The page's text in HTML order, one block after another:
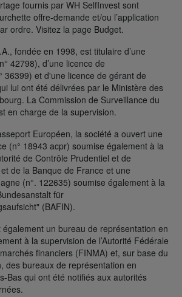
fournis par WH SelfInvest sont
offre-demande et/ou l’application
ordre. Visitez la page Budget.
fondée en 1998, est titulaire d’une
42798), d’une licence de
36399) et d'une licence de gérant de
lui ont été délivrées par le Ministère des
La Commission de Surveillance du
en charge de la supervision.
Européen, la société a ouvert une
(n° 18943 acpr) soumise également à la
de Contrôle Prudentiel et de
de la Banque de France et une
(n°. 122635) soumise également à la
für
(BAFIN).
un bureau de représentation en
à la supervision de l’Autorité Fédérale
financiers (FINMA) et, sur base du
des bureaux de représentation en
Bas qui ont été notifiés aux autorités